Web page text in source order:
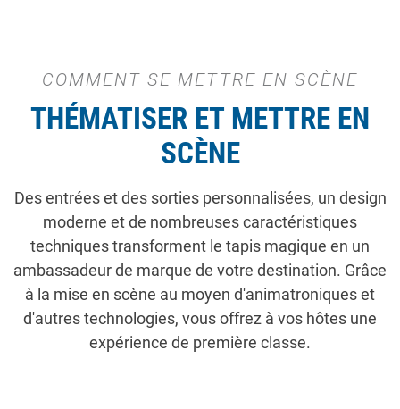
COMMENT SE METTRE EN SCÈNE
THÉMATISER ET METTRE EN
SCÈNE
Des entrées et des sorties personnalisées, un design
moderne et de nombreuses caractéristiques
techniques transforment le tapis magique en un
ambassadeur de marque de votre destination. Grâce
à la mise en scène au moyen d'animatroniques et
d'autres technologies, vous offrez à vos hôtes une
expérience de première classe.